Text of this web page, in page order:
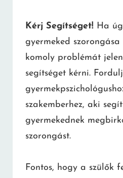
Kérj Segítséget! Ha
gyermeked szorongása
komoly problémát
segítséget kérni. Fordulj
szakemberhez, aki
gyermekednek
szorongást.
Fontos, hogy a szülők